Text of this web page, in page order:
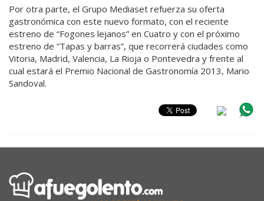
Por otra parte, el Grupo Mediaset refuerza su oferta
gastronómica con este nuevo formato, con el reciente
estreno de “Fogones lejanos” en Cuatro y con el próximo
estreno de “Tapas y barras”, que recorrerá ciudades como
Vitoria, Madrid, Valencia, La Rioja o Pontevedra y frente al
cual estará el Premio Nacional de Gastronomía 2013, Mario
Sandoval.